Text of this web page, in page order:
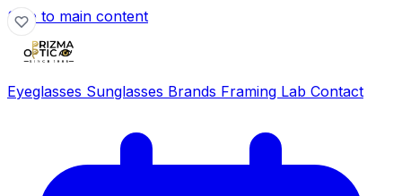
Skip to main content
Eyeglasses Sunglasses Brands Framing Lab Contact